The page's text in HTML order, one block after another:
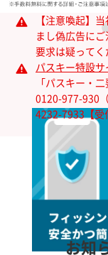
【注意喚起】
まし偽広告に
要求は疑ってく
パスキー特設サ
「パスキー・
0120-977-930
4232-7933【受
お知